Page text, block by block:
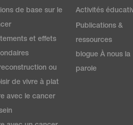
de base sur le
et effets
ou
de vivre à plat
avec le cancer
Activités
Publications &
ressources
blogue À nous la
parole